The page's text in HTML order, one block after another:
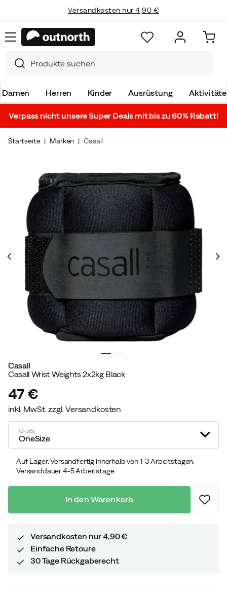
Versandkosten nur 4,90 €
Damen Herren Kinder Ausrüstung
Verpass nicht unsere Super Deals mit bis zu 60% Rabatt!
Startseite Marken Casall
Casall
Casall Wrist Weights 2x2kg Black
price
47 €
inkl. MwSt. zzgl. Versandkosten
Größe
OneSize
Auf Lager. Versandfertig innerhalb von 1-3 Arbeitstagen.
Versanddauer 4-5 Arbeitstage.
In den Warenkorb
Versandkosten nur 4,90 €
Einfache Retoure
30 Tage Rückgaberecht